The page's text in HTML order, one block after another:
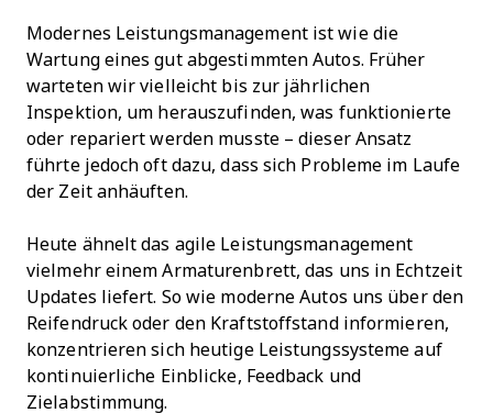
Modernes Leistungsmanagement ist wie die
Wartung eines gut abgestimmten Autos. Früher
warteten wir vielleicht bis zur jährlichen
Inspektion, um herauszufinden, was funktionierte
oder repariert werden musste – dieser Ansatz
führte jedoch oft dazu, dass sich Probleme im Laufe
der Zeit anhäuften.
Heute ähnelt das agile Leistungsmanagement
vielmehr einem Armaturenbrett, das uns in Echtzeit
Updates liefert. So wie moderne Autos uns über den
Reifendruck oder den Kraftstoffstand informieren,
konzentrieren sich heutige Leistungssysteme auf
kontinuierliche Einblicke, Feedback und
Zielabstimmung.